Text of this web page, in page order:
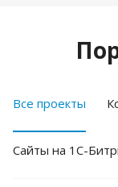
Все проекты
Cайты на 1С-